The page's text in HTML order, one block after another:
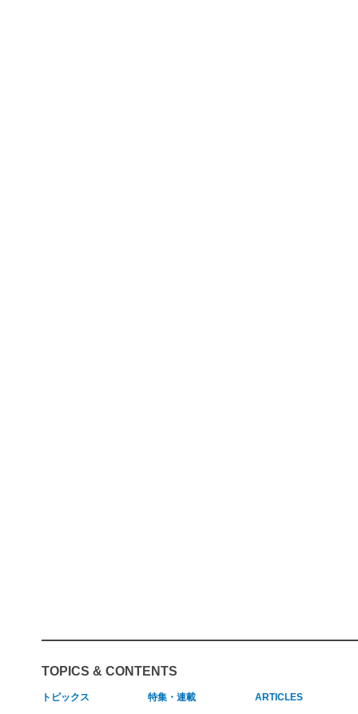
TOPICS & CONTENTS
トピックス 特集・連載 ARTICLES